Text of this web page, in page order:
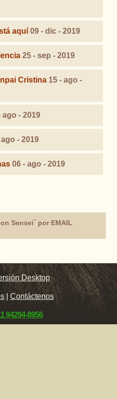
aquí 09 - dic - 2019
25 - sep - 2019
Cristina 15 - ago -
ago - 2019
- 2019
06 - ago - 2019
Sensei` por EMAIL
Desktop
| Contáctenos
94294-8956